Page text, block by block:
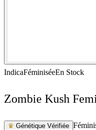
IndicaFéminiséeEn Stock
Zombie Kush
♛ Génétique Vérifiée